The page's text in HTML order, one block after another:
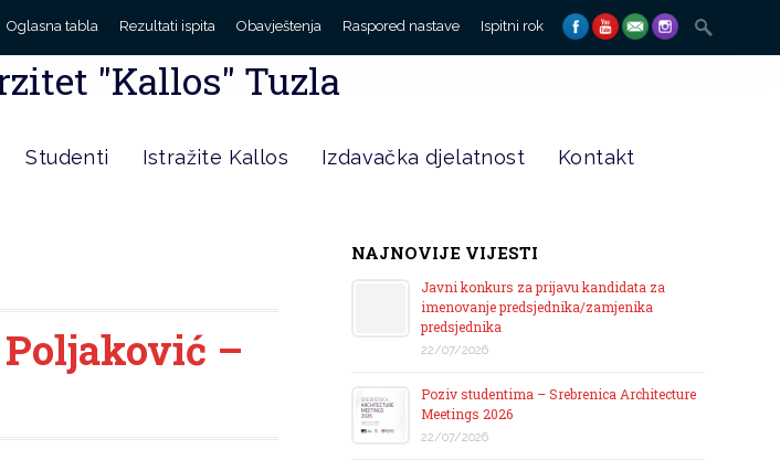
Oglasna tabla Rezultati ispita Obavještenja Raspored nastave Ispitni rok
Search
for:
"Kallos" Tuzla
Studenti Istražite Kallos Izdavačka djelatnost Kontakt
–
NAJNOVIJE VIJESTI
Javni konkurs za prijavu kandidata za
imenovanje predsjednika/zamjenika
predsjednika
22/07/2026
Poziv studentima – Srebrenica Architecture
Meetings 2026
22/07/2026